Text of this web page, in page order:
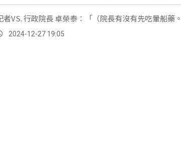
者VS. 行政院長 卓榮泰：「（院長有沒有先吃暈船藥。
2024-12-27 19:05